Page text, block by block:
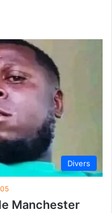
Divers
Manchester